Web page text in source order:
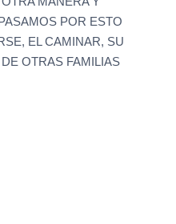
POR ESTO
EL CAMINAR, SU
OTRAS FAMILIAS